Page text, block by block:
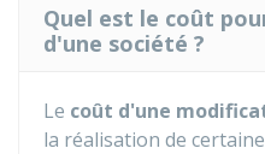
Quel est le coût
d'une société ?
Le coût d'une
la réalisation de